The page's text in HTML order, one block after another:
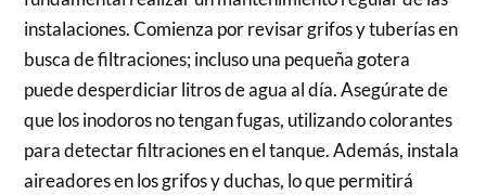
instalaciones. Comienza por revisar grifos y tuberías en
busca de filtraciones; incluso una pequeña gotera
puede desperdiciar litros de agua al día. Asegúrate de
que los inodoros no tengan fugas, utilizando colorantes
para detectar filtraciones en el tanque. Además, instala
aireadores en los grifos y duchas, lo que permitirá